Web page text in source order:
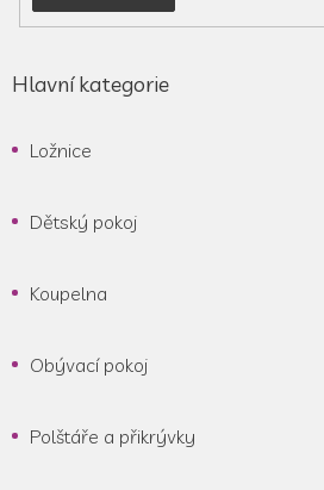
Hlavní kategorie
Ložnice
Dětský pokoj
Koupelna
Obývací pokoj
Polštáře a přikrývky